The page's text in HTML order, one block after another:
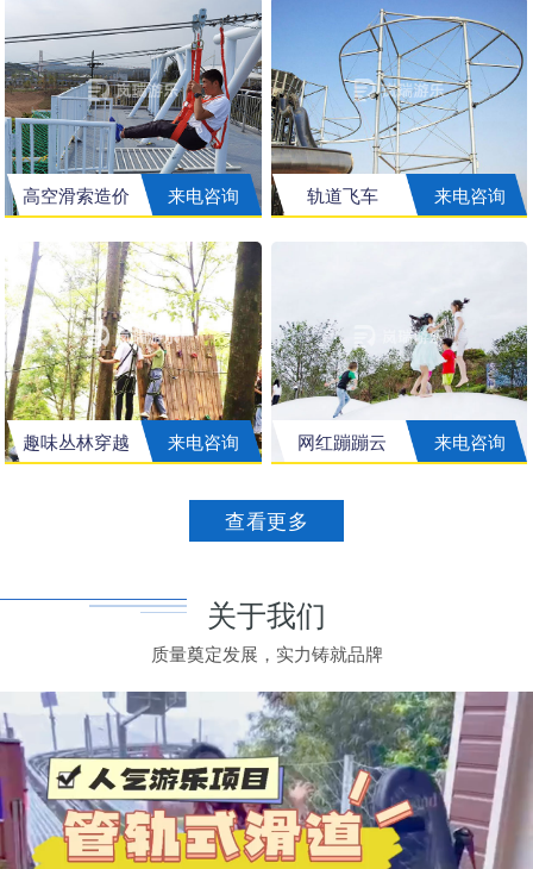
高空滑索造价 来电咨询 轨道飞车 来电咨询
趣味丛林穿越 来电咨询 网红蹦蹦云 来电咨询
查看更多
关于我们
质量奠定发展，实力铸就品牌